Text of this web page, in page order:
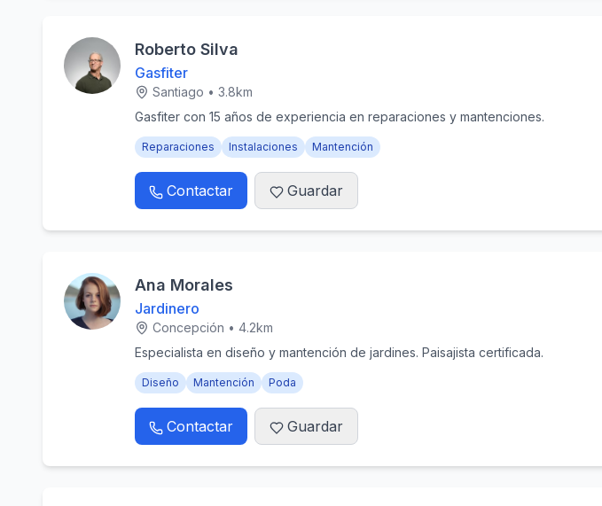
Roberto Silva
Gasfiter
Santiago • 3.8km
Gasfiter con 15 años de experiencia en reparaciones y mantenciones.
Reparaciones Instalaciones Mantención
Contactar Guardar
Ana Morales
Jardinero
Concepción • 4.2km
Especialista en diseño y mantención de jardines. Paisajista certificada.
Diseño Mantención Poda
Contactar Guardar